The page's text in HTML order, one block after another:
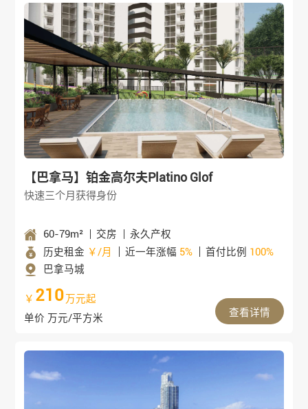
【巴拿马】铂金高尔夫Platino Glof
快速三个月获得身份
60-79m² 交房
永久产权
历史租金 ￥/月 近一年涨幅 5% 首付比例 100%
巴拿马城
￥ 210万元起
单价 万元/平方米
查看详情